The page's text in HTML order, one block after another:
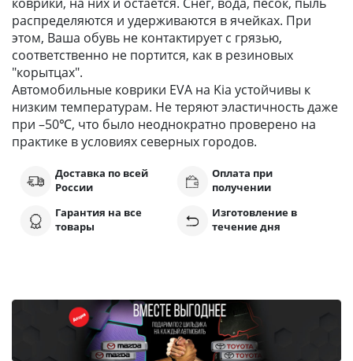
распределяются и удерживаются в ячейках. При
этом, Ваша обувь не контактирует с грязью,
соответственно не портится, как в резиновых
"корытцах".
Автомобильные коврики EVA на Kia устойчивы к
низким температурам. Не теряют эластичность даже
при –50℃, что было неоднократно проверено на
практике в условиях северных городов.
Доставка по всей
России
Оплата при
получении
Гарантия на все
товары
Изготовление в
течение дня